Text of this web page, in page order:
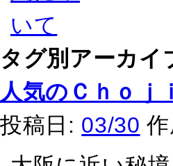
タグ別アーカイ
人気のＣｈｏｊ
投稿日: 03/30